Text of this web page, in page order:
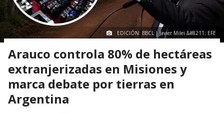
EDICIÓN: BBCL | Javier Milei &#8211; EFE
Arauco controla 80% de hectáreas
extranjerizadas en Misiones y
marca debate por tierras en
Argentina